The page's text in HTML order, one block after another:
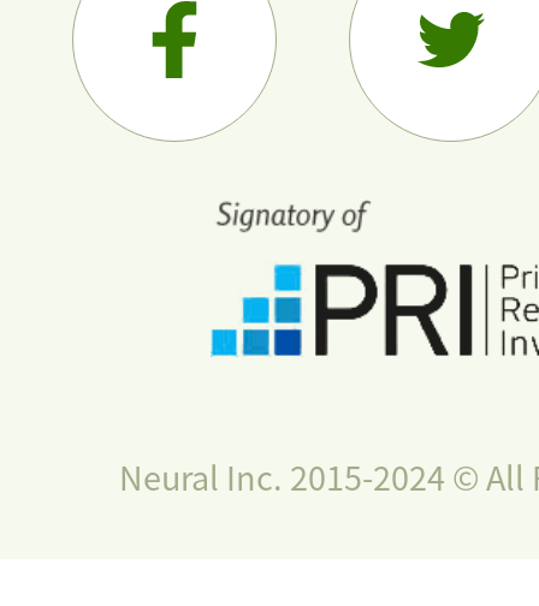
Neural Inc. 2015-2024 © All